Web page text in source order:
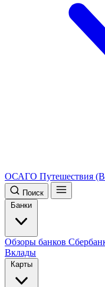
ОСАГО Путешествия
Поиск
Банки
Обзоры банков
Вклады
Карты